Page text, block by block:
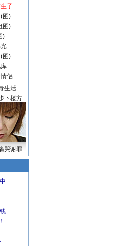
子
图)
图)
)
图)
侣
生活
下楼方
哭谢罪